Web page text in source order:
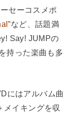
セーコスメポ
など、話題満
Say! JUMPの
持った楽曲も多
にはアルバム曲
メイキングを収